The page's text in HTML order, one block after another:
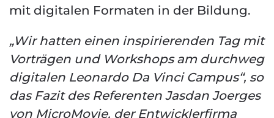
mit digitalen Formaten in der Bildung.
„Wir hatten einen inspirierenden Tag mit
Vorträgen und Workshops am durchweg
digitalen Leonardo Da Vinci Campus“, so
das Fazit des Referenten Jasdan Joerges
von MicroMovie, der Entwicklerfirma